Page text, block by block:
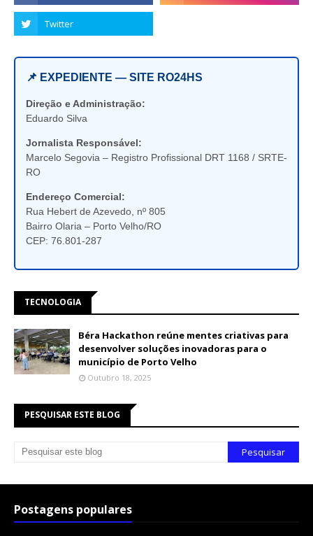
📌 EXPEDIENTE — SITE RO24HS
Direção e Administração:
Eduardo Silva
Jornalista Responsável:
Marcelo Segovia – Registro Profissional DRT 1168 / SRTE-
RO
Endereço Comercial:
Rua Hebert de Azevedo, nº 805
Bairro Olaria – Porto Velho/RO
CEP: 76.801-287
TECNOLOGIA
Béra Hackathon reúne mentes criativas para
desenvolver soluções inovadoras para o
município de Porto Velho
Outubro 18, 2025
PESQUISAR ESTE BLOG
Postagens populares